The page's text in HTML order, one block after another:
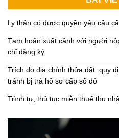
Ly thân có được quyền yêu cầu
Tạm hoãn xuất cảnh với người
chỉ đăng ký
Trích đo địa chính thửa đất: quy
tránh bị trả hồ sơ cấp sổ đỏ
Trình tự, thủ tục miễn thuế thu